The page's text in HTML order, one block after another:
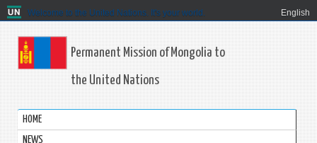
Welcome to the United Nations. It's your world. English
Permanent Mission of Mongolia to
the United Nations
HOME
NEWS